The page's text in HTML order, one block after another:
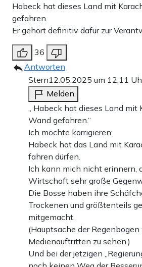
Habeck hat dieses Land mit
gefahren.
Er gehört definitiv dafür zur
36
Antworten
Stern12.05.2025 um 12:11
Melden
„ Habeck hat dieses Land mit
Wand gefahren.“
Ich möchte korrigieren:
Habeck hat das Land mit
fahren dürfen.
Ich kann mich nicht erinnern,
Wirtschaft sehr große
Die Bosse haben ihre
Trockenen und größtenteils
mitgemacht.
(Hauptsache der
Medienauftritten zu sehen.)
Und bei der jetzigen